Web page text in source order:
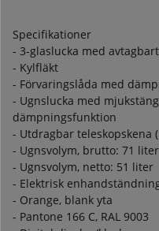
Specifikationer
- 3-glaslucka med
- Kylfläkt
- Förvaringslåda med
- Ugnslucka med
dämpningsfunktion
- Utdragbar teleskopskena
- Ugnsvolym, brutto: 71 liter
- Ugnsvolym, netto: 51 liter
- Elektrisk
- Orange, blank yta
- Pantone 166 C, RAL 9003